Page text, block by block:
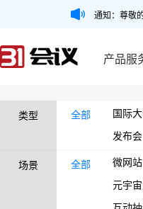
通知：尊敬
产品服
类型 全部 国际
发布会
场景 全部 微网站
元宇